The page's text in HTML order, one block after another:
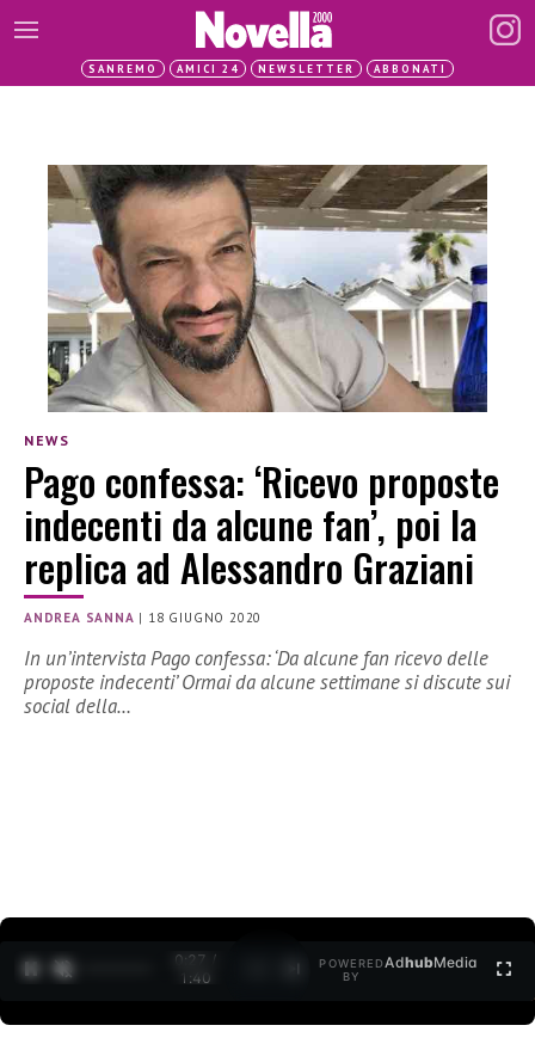
SANREMO AMICI 24 NEWSLETTER ABBONATI
NEWS
Pago confessa: ‘Ricevo proposte
indecenti da alcune fan’, poi la
replica ad Alessandro Graziani
ANDREA SANNA | 18 GIUGNO 2020
In un’intervista Pago confessa: ‘Da alcune fan ricevo delle
proposte indecenti’ Ormai da alcune settimane si discute sui
social della…
0:27 /
1:40
POWERED
BY
AdhubMedia